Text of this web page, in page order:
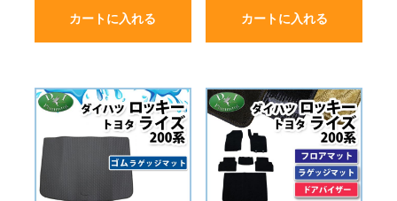
カートに入れる カートに入れる